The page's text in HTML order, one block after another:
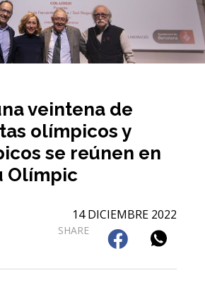
veintena de
olímpicos y
se reúnen en
Olímpic
14 DICIEMBRE 2022
SHARE